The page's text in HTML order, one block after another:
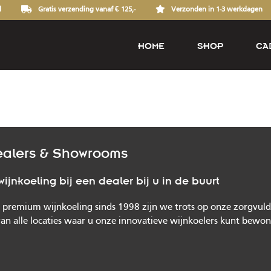
Gratis verzending vanaf € 125,- Verzonden in 1-3 werkdagen
HOME SHOP
& Showrooms
bij een dealer bij u in de buurt
wijnkoeling sinds 1998 zijn we trots op onze
alle locaties waar u onze innovatieve wijnkoelers kunt